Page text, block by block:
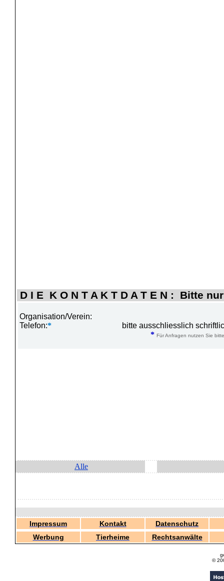
D I E K O N T A K T D A T E N : Bitte
Organisation/Verein:
Telefon:*
bitte ausschliesslich
* Für Anfragen nutzen Sie
Alle
Impressum Kontakt
Datenschutz
Werbung
Tierheime Rechtsanwälte
©